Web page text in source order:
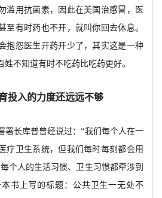
滥用抗菌素，因此在美国治感冒，医
至有时药也不开，就叫你回去休息。
抱怨医生开药开少了，其实这是一种
不知道有时不吃药比吃药更好。
投入的力度还远远不够
署长库普曾经说过：“我们每个人在一
疗卫生系统，但我们每时每刻都会用
个人的生活习惯、卫生习惯都牵涉到
书上写的标题：公共卫生一无处不